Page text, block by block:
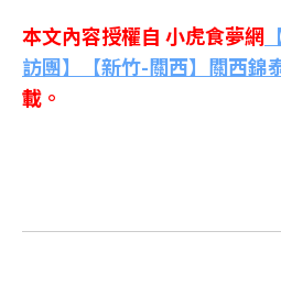
本文內容授權自 小虎食夢網
訪團】【新竹-關西】關西錦
載。